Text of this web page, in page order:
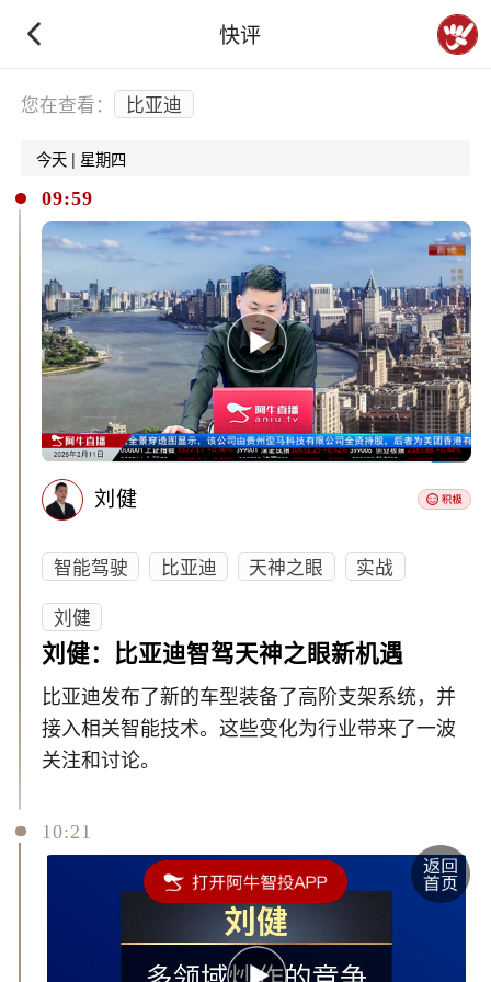
快评
下拉刷新
您在查看： 比亚迪
今天 | 星期四
09:59
刘健
智能驾驶 比亚迪 天神之眼
实战
刘健
刘健：比亚迪智驾天神之眼新机遇
比亚迪发布了新的车型装备了高阶支架系统，并
接入相关智能技术。这些变化为行业带来了一波
关注和讨论。
10:21